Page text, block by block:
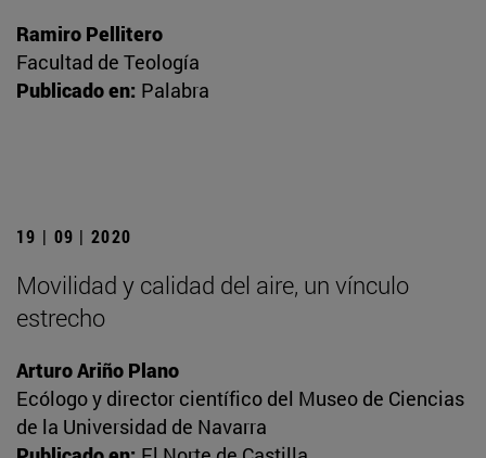
Ramiro Pellitero
Facultad de Teología
Publicado en: Palabra
19 | 09 | 2020
Movilidad y calidad del aire, un vínculo
estrecho
Arturo Ariño Plano
Ecólogo y director científico del Museo de Ciencias
de la Universidad de Navarra